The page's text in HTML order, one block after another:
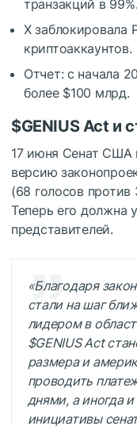
транзакций в 99%.
X заблокировала
криптоаккаунтов.
Отчет: с начала
более $100 млрд.
$GENIUSAct и
17 июня Сенат США
версию
(68 голосов
Теперь его должна
представителей.
«Благодаря
стали на шаг
лидером в
$GENIUSAct
размера и
проводить
днями, а иногда
инициативы